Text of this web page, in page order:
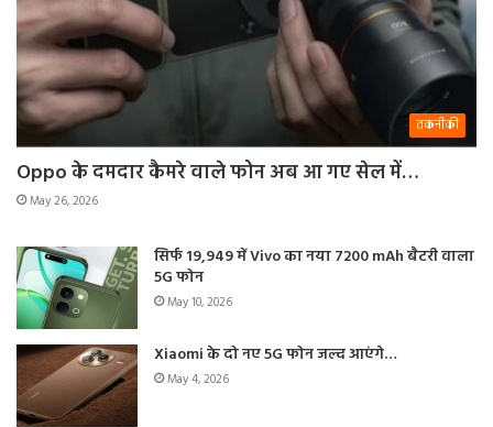
तकनीकी
Oppo के दमदार कैमरे वाले फोन अब आ गए सेल में…
May 26, 2026
सिर्फ 19,949 में Vivo का नया 7200 mAh बैटरी वाला
5G फोन
May 10, 2026
Xiaomi के दो नए 5G फोन जल्द आएंगे…
May 4, 2026